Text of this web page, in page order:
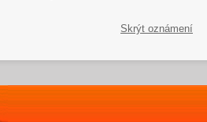
Skrýt oznámení